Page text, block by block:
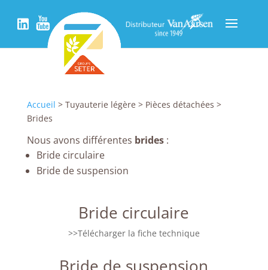
Accueil > Tuyauterie légère > Pièces détachées >
Brides
Nous avons différentes brides:
Bride circulaire
Bride de suspension
Bride circulaire
>>Télécharger la fiche technique